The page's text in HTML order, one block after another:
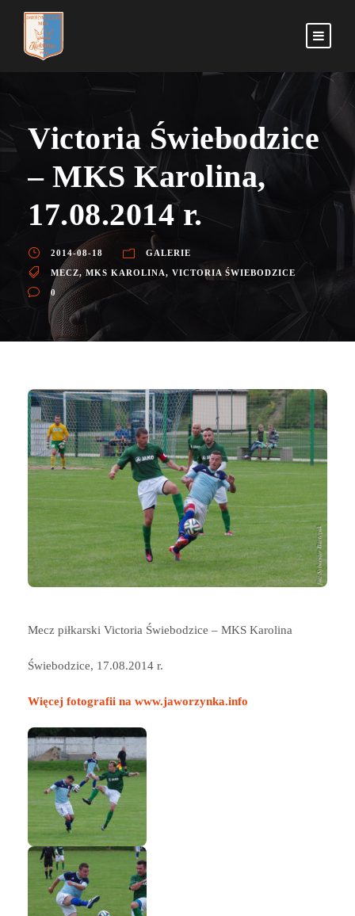
Victoria Świebodzice
– MKS Karolina,
17.08.2014 r.
2014-08-18 GALERIE
MECZ, MKS KAROLINA, VICTORIA ŚWIEBODZICE
0
Mecz piłkarski Victoria Świebodzice – MKS Karolina
Świebodzice, 17.08.2014 r.
Więcej fotografii na www.jaworzynka.info